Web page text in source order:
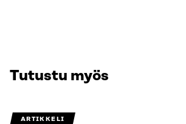
Tutustu myös
ARTIKKELI